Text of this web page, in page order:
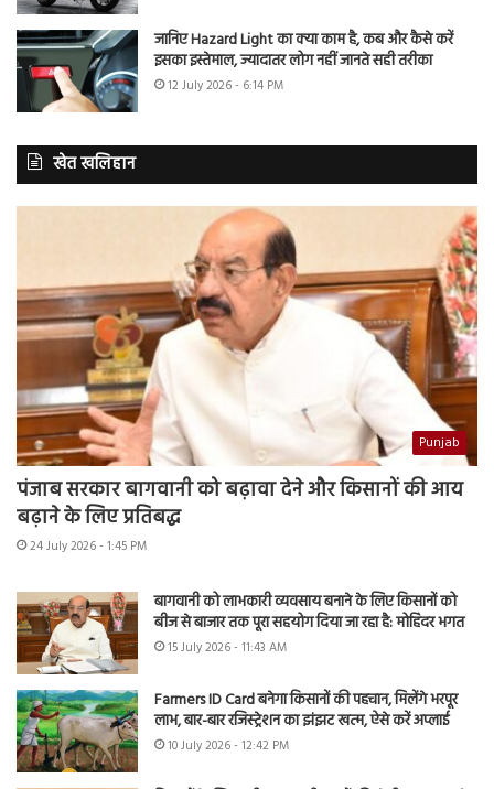
जानिए Hazard Light का क्या काम है, कब और कैसे करें
इसका इस्तेमाल, ज्यादातर लोग नहीं जानते सही तरीका
12 July 2026 - 6:14 PM
खेत खलिहान
Punjab
पंजाब सरकार बागवानी को बढ़ावा देने और किसानों की आय
बढ़ाने के लिए प्रतिबद्ध
24 July 2026 - 1:45 PM
बागवानी को लाभकारी व्यवसाय बनाने के लिए किसानों को
बीज से बाजार तक पूरा सहयोग दिया जा रहा है: मोहिंदर भगत
15 July 2026 - 11:43 AM
Farmers ID Card बनेगा किसानों की पहचान, मिलेंगे भरपूर
लाभ, बार-बार रजिस्ट्रेशन का झंझट खत्म, ऐसे करें अप्लाई
10 July 2026 - 12:42 PM